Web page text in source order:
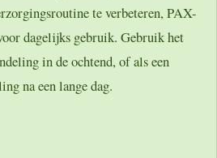
te verbeteren, PAX-
dagelijks gebruik. Gebruik het
in de ochtend, of als een
na een lange dag.